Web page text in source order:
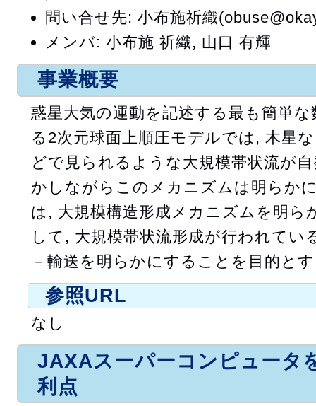
問い合せ先: 小布施祈織
メンバ: 小布施 祈織, 山口 有輝
事業概要
惑星大気の運動を記述する最も簡単
る2次元球面上順圧モデルでは, 木星
どで見られるような大規模帯状流が
かしながらこのメカニズムは明らか
は, 大規模構造形成メカニズムを明ら
して, 大規模帯状流形成が行われてい
－輸送を明らかにすることを目的と
参照URL
なし
JAXAスーパーコンピュータ
利点